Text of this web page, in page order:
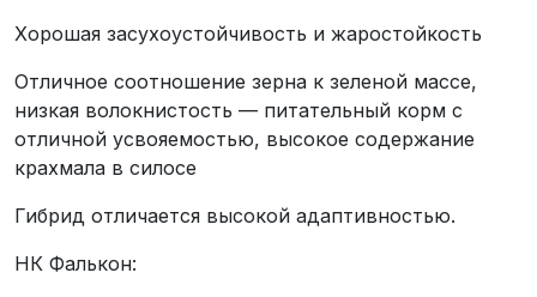
Хорошая засухоустойчивость и жаростойкость
Отличное соотношение зерна к зеленой массе,
низкая волокнистость — питательный корм с
отличной усвояемостью, высокое содержание
крахмала в силосе
Гибрид отличается высокой адаптивностью.
НК Фалькон: